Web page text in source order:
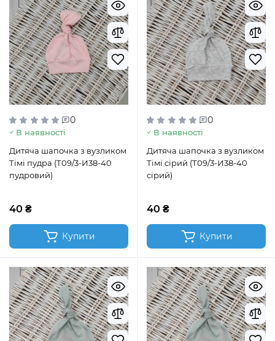
0
В наявності
Дитяча шапочка з вузликом
Тімі пудра (Т09/3-И38-40
пудровий)
40 ₴
Купити
0
В наявності
Дитяча шапочка з вузликом
Тімі сірий (Т09/3-И38-40
сірий)
40 ₴
Купити